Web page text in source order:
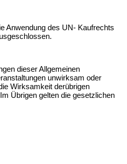
Anwendung des UN- Kaufrechts
dieser Allgemeinen
unwirksam oder
Wirksamkeit derübrigen
Übrigen gelten die gesetzlichen